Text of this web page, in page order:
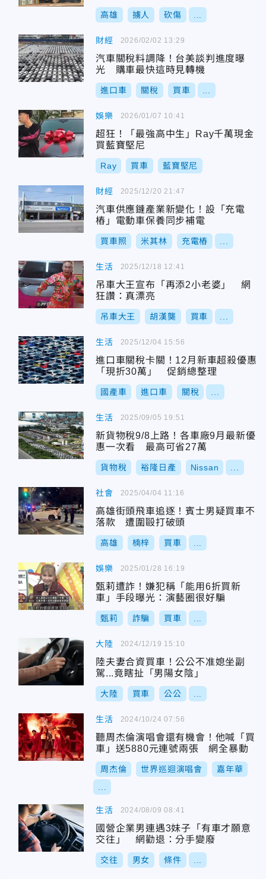
高雄 擄人 砍傷
財經
汽車關稅料調降！台美談判進度曝
光 購車最快這時見轉機
進口車 關稅 買車
2026/02/02 13:29
娛樂
超狂！「最強高中生」Ray千萬現金
買藍寶堅尼
Ray 買車 藍寶堅尼
2026/01/07 10:41
財經
汽車供應鏈產業新變化！設「充電
樁」電動車保養同步補電
買車照 米其林 充電樁
2025/12/20 21:47
生活
吊車大王宣布「再添2小老婆」 網
狂讚：真漂亮
吊車大王 胡漢龑 買車
2025/12/18 12:41
生活
進口車關稅卡關！12月新車超殺優惠
「現折30萬」 促銷總整理
國產車 進口車 關稅
2025/12/04 15:56
生活
新貨物稅9/8上路！各車廠9月最新優
惠一次看 最高可省27萬
貨物稅 裕隆日產 Nissan
2025/09/05 19:51
社會
高雄街頭飛車追逐！賓士男疑買車不
落款 遭圍毆打破頭
高雄 楠梓 買車
2025/04/04 11:16
娛樂
甄莉遭詐！嫌犯稱「能用6折買新
車」手段曝光：演藝圈很好騙
甄莉 詐騙 買車
2025/01/28 16:19
大陸
陸夫妻合資買車！公公不准媳坐副
駕...竟瞎扯「男陽女陰」
大陸 買車 公公
2024/12/19 15:10
生活
聽周杰倫演唱會還有機會！他喊「買
車」送5880元連號兩張 網全暴動
周杰倫 世界巡迴演唱會 嘉年華
2024/10/24 07:56
生活
國營企業男連遇3妹子「有車才願意
交往」 網勸退：分手變廢
交往 男女 條件
2024/08/09 08:41